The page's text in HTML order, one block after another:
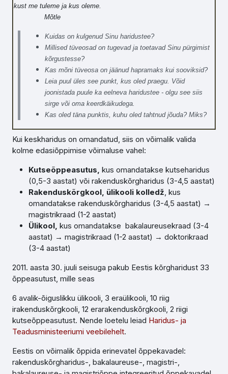
kust me tuleme ja kus oleme.
Mõtle
Kuidas on kulgenud Sinu haridustee?
Millised tüveosad on tugevad ja toetavad Sinu pürgimist
kõrgustesse?
Kas mõni tüveosa on jäänud hapramaks kui sooviksid?
Leia puul üles see punkt, kus oled praegu. Võid
joonistada puule ka eelneva haridustee - olgu see siis
sirge või oma keerdkäikudega.
Kas oled täna punktis, kuhu oled tahtnud jõuda? Miks?
Kui keskharidus on omandatud, siis on võimalik valida
kolme edasiõppimise võimaluse vahel:
Kutseõppeasutus, kus omandatakse kutseharidus
(0,5-3 aastat) või rakenduskõrgharidus (3-4,5 aastat)
Rakenduskõrgkool, ülikooli kolledž, kus
omandatakse rakenduskõrgharidus (3-4,5 aastat) →
magistrikraad (1-2 aastat)
Ülikool, kus omandatakse bakalaureusekraad (3-4
aastat) → magistrikraad (1-2 aastat) → doktorikraad
(3-4 aastat)
2011. aasta 30. juuli seisuga pakub Eestis kõrgharidust 33
õppeasutust, mille seas
6 avalik-õiguslikku ülikooli, 3 eraülikooli, 10 riig
irakenduskõrgkooli, 12 erarakenduskõrgkooli, 2 riigi
kutseõppeasutust. Nende loetelu leiad Haridus- ja
Teadusministeeriumi veebilehelt.
Eestis on võimalik õppida erinevatel õppekavadel:
rakenduskõrgharidus-, bakalaureuse-, magistri-,